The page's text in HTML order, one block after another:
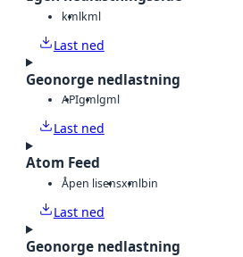
kmlkml
Last ned
Geonorge nedlastning
APIgmlgml
Last ned
Atom Feed
Åpen lisensxmlbin
Last ned
Geonorge nedlastning